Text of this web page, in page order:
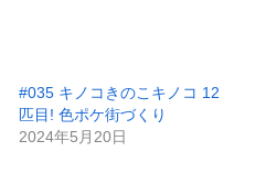
#035 キノコきのこキノコ 12
匹目! 色ポケ街づくり
2024年5月20日